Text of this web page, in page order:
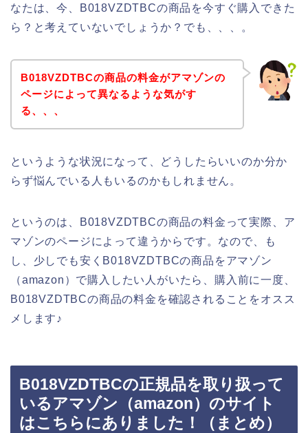
なたは、今、B018VZDTBCの商品を今すぐ購入できた
ら？と考えていないでしょうか？でも、、、。
B018VZDTBCの商品の料金がアマゾンの
ページによって異なるような気がす
る、、、
というような状況になって、どうしたらいいのか分か
らず悩んでいる人もいるのかもしれません。
というのは、B018VZDTBCの商品の料金って実際、ア
マゾンのページによって違うからです。なので、も
し、少しでも安くB018VZDTBCの商品をアマゾン
（amazon）で購入したい人がいたら、購入前に一度、
B018VZDTBCの商品の料金を確認されることをオスス
メします♪
B018VZDTBCの正規品を取り扱って
いるアマゾン（amazon）のサイト
はこちらにありました！（まとめ）